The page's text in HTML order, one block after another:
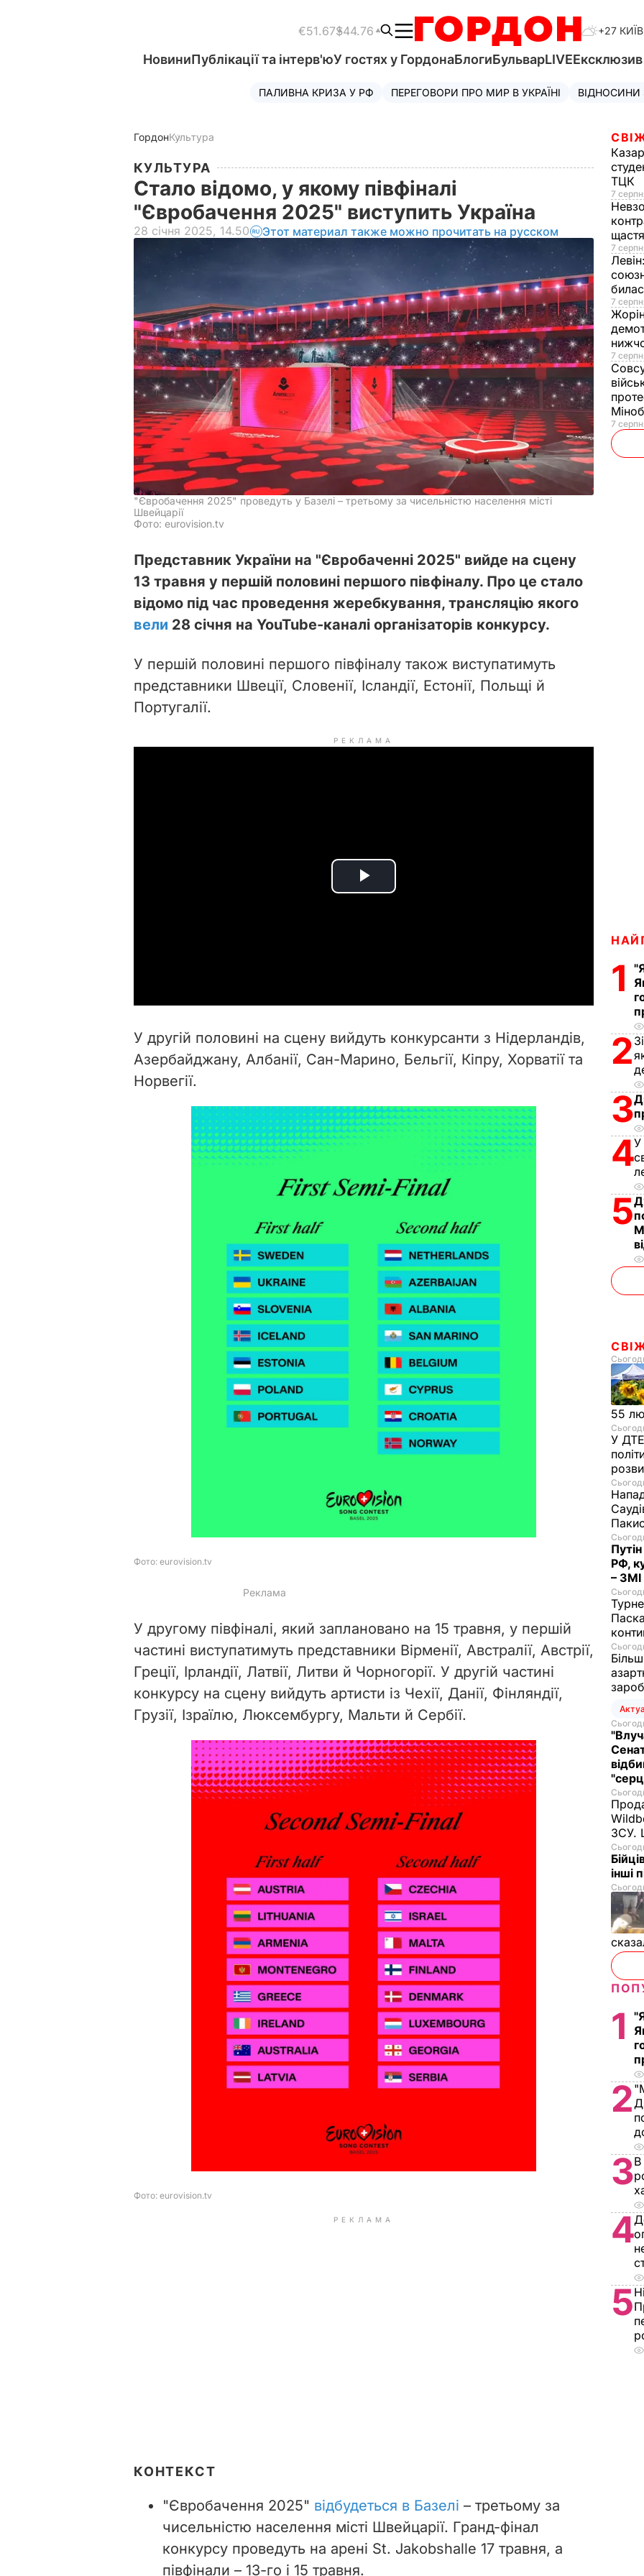
€51.67$44.76 +27 КИЇВ
НовиниПублікації та інтерв'юУ гостях у ГордонаБлогиБульварLIVEЕксклюзив
ПАЛИВНА КРИЗА У РФ ПЕРЕГОВОРИ ПРО МИР В УКРАЇНІ
ГордонКультура
КУЛЬТУРА
Стало відомо, у якому півфіналі
"Євробачення 2025" виступить Україна
28 січня 2025, 14.50 Этот материал также можно прочитать на русском
"Євробачення 2025" проведуть у Базелі – третьому за чисельністю населення місті
Швейцарії
Фото: eurovision.tv
Представник України на "Євробаченні 2025" вийде на сцену
13 травня у першій половині першого півфіналу. Про це стало
відомо під час проведення жеребкування, трансляцію якого
вели 28 січня на YouTube-каналі організаторів конкурсу.
У першій половині першого півфіналу також виступатимуть
представники Швеції, Словенії, Ісландії, Естонії, Польщі й
Португалії.
РЕКЛАМА
P
i
e
У другій половині на сцену вийдуть конкурсанти з Нідерландів,
Азербайджану, Албанії, Сан-Марино, Бельгії, Кіпру, Хорватії та
Норвегії.
У другому півфіналі, який заплановано на 15 травня, у першій
частині виступатимуть представники Вірменії, Австралії, Австрії,
Греції, Ірландії, Латвії, Литви й Чорногорії. У другій частині
конкурсу на сцену вийдуть артисти із Чехії, Данії, Фінляндії,
Грузії, Ізраїлю, Люксембургу, Мальти й Сербії.
РЕКЛАМА
КОНТЕКСТ
"Євробачення 2025" відбудеться в Базелі – третьому за
чисельністю населення місті Швейцарії. Гранд-фінал
конкурсу проведуть на арені St. Jakobshalle 17 травня, а
півфінали – 13-го і 15 травня.
ТЦК
7
щастя
7
Левін:
7
7
7
1
2
3
4У
5
55
У
РФ,
– ЗМІ
ЗСУ.
інші
1
2
3В
4
5